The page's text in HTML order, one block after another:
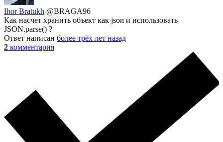
Ihor Bratukh @BRAGA96
Как насчет хранить объект как json и использовать
JSON.parse() ?
Ответ написан более трёх лет назад
2 комментария